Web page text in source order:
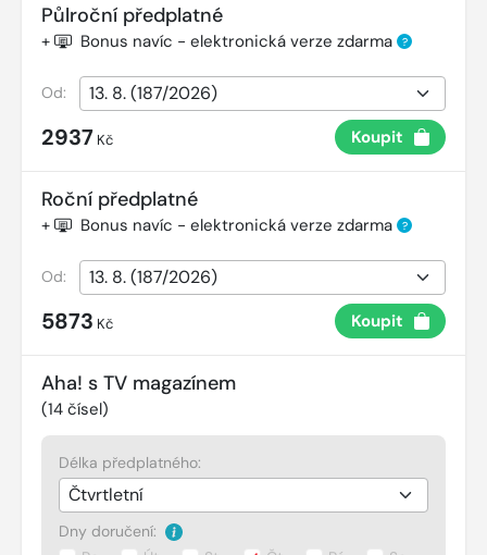
Půlroční předplatné
+ Bonus navíc - elektronická verze zdarma ?
Od:
2937 Kč Koupit
Roční předplatné
+ Bonus navíc - elektronická verze zdarma ?
Od:
5873 Kč Koupit
Aha! s TV magazínem
(14 čísel)
Délka předplatného:
Dny doručení: